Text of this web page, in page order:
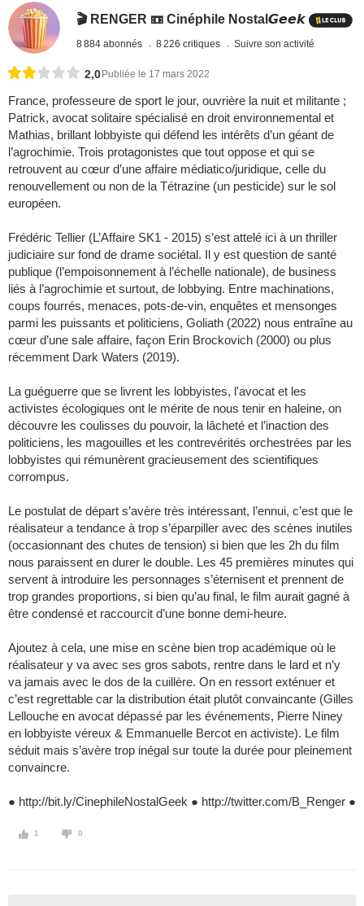
🎬 RENGER 📼 Cinéphile Nostal𝙂𝙚𝙚𝙠
8 884 abonnés 8 226 critiques Suivre son activité
2,0 Publiée le 17 mars 2022
France, professeure de sport le jour, ouvrière la nuit et militante ;
Patrick, avocat solitaire spécialisé en droit environnemental et
Mathias, brillant lobbyiste qui défend les intérêts d’un géant de
l’agrochimie. Trois protagonistes que tout oppose et qui se
retrouvent au cœur d’une affaire médiatico/juridique, celle du
renouvellement ou non de la Tétrazine (un pesticide) sur le sol
européen.
Frédéric Tellier (L’Affaire SK1 - 2015) s’est attelé ici à un thriller
judiciaire sur fond de drame sociétal. Il y est question de santé
publique (l’empoisonnement à l’échelle nationale), de business
liés à l’agrochimie et surtout, de lobbying. Entre machinations,
coups fourrés, menaces, pots-de-vin, enquêtes et mensonges
parmi les puissants et politiciens, Goliath (2022) nous entraîne au
cœur d’une sale affaire, façon Erin Brockovich (2000) ou plus
récemment Dark Waters (2019).
La guéguerre que se livrent les lobbyistes, l'avocat et les
activistes écologiques ont le mérite de nous tenir en haleine, on
découvre les coulisses du pouvoir, la lâcheté et l’inaction des
politiciens, les magouilles et les contrevérités orchestrées par les
lobbyistes qui rémunèrent gracieusement des scientifiques
corrompus.
Le postulat de départ s’avère très intéressant, l’ennui, c’est que le
réalisateur a tendance à trop s’éparpiller avec des scènes inutiles
(occasionnant des chutes de tension) si bien que les 2h du film
nous paraissent en durer le double. Les 45 premières minutes qui
servent à introduire les personnages s’éternisent et prennent de
trop grandes proportions, si bien qu’au final, le film aurait gagné à
être condensé et raccourcit d’une bonne demi-heure.
Ajoutez à cela, une mise en scène bien trop académique où le
réalisateur y va avec ses gros sabots, rentre dans le lard et n’y
va jamais avec le dos de la cuillère. On en ressort exténuer et
c’est regrettable car la distribution était plutôt convaincante (Gilles
Lellouche en avocat dépassé par les événements, Pierre Niney
en lobbyiste véreux & Emmanuelle Bercot en activiste). Le film
séduit mais s’avère trop inégal sur toute la durée pour pleinement
convaincre.
● http://bit.ly/CinephileNostalGeek ● http://twitter.com/B_Renger ●
1 0